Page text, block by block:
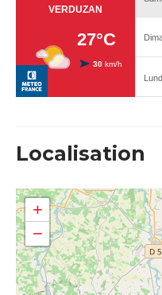
Localisation
+
−